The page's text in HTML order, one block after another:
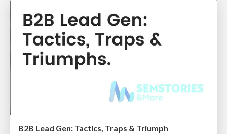
B2B Lead Gen: Tactics, Traps & Triumph